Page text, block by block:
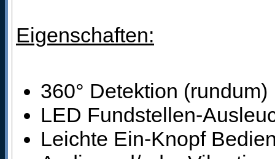
Eigenschaften:
360° Detektion (rundum)
LED Fundstellen-
Leichte Ein-Knopf